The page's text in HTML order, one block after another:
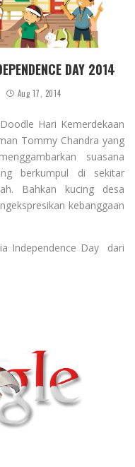
DAY 2014
Aug 17, 2014
Hari Kemerdekaan
Tommy Chandra yang
suasana
berkumpul di sekitar
Bahkan kucing desa
kebanggaan
Independence Day dari